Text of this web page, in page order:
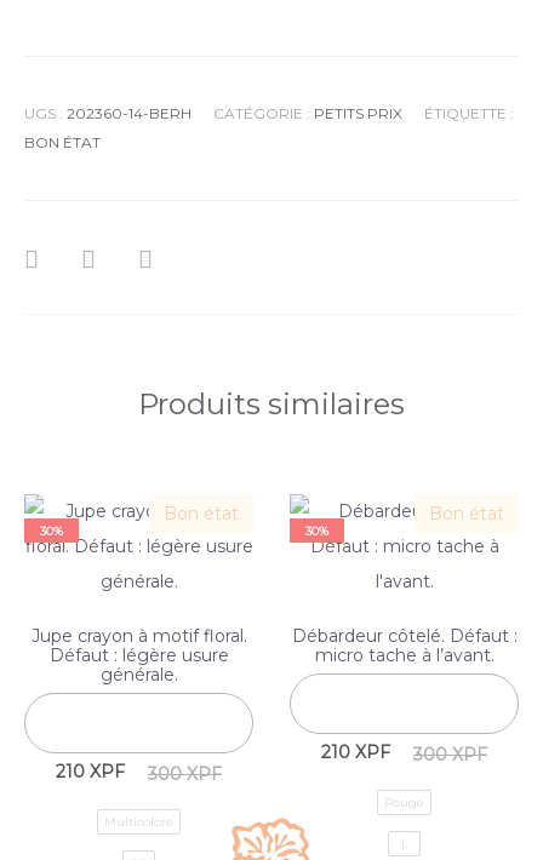
UGS : 202360-14-BERH CATÉGORIE : PETITS PRIX
ÉTIQUETTE :
BON ÉTAT
Produits similaires
Bon état
30%
Jupe crayon à motif floral.
Défaut : légère usure
générale.
300XPF
210 XPF
Multicolore
Bon état
30%
Débardeur côtelé. Défaut :
micro tache à l’avant.
300XPF
210 XPF
Rouge
L